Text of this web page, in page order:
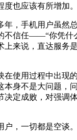
也应该有所增加。
手机用户虽然
信任——“你凭
来说，直达服
用过程中出现
身不是大问题
定成败，对强
一切都是空谈